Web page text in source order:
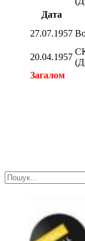
Дата
27.07.1957
20.04.1957
Загалом